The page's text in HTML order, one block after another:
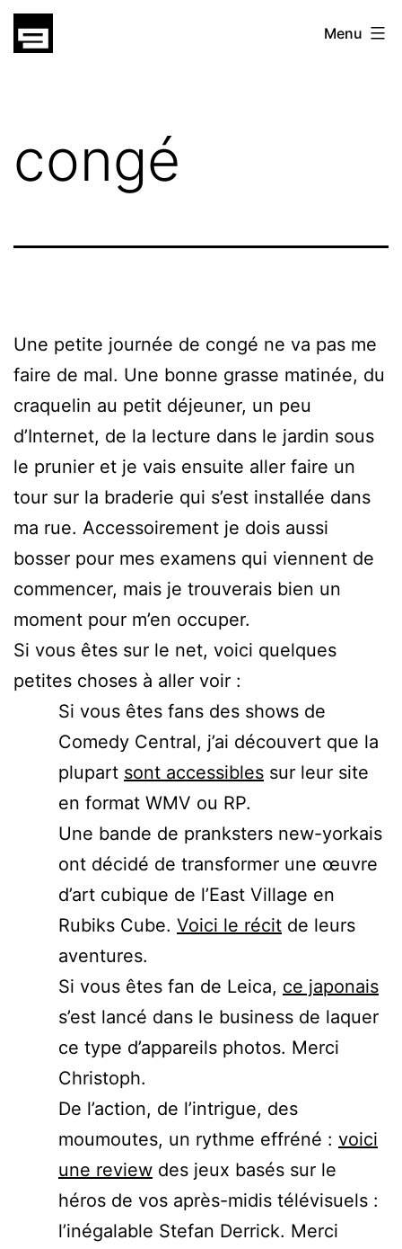
Skip
gatsu
Menu
congé
Une petite journée de congé ne va pas me
faire de mal. Une bonne grasse matinée, du
craquelin au petit déjeuner, un peu
d’Internet, de la lecture dans le jardin sous
le prunier et je vais ensuite aller faire un
tour sur la braderie qui s’est installée dans
ma rue. Accessoirement je dois aussi
bosser pour mes examens qui viennent de
commencer, mais je trouverais bien un
moment pour m’en occuper.
Si vous êtes sur le net, voici quelques
petites choses à aller voir :
Si vous êtes fans des shows de
Comedy Central, j’ai découvert que la
plupart sont accessibles sur leur site
en format WMV ou RP.
Une bande de pranksters new-yorkais
ont décidé de transformer une œuvre
d’art cubique de l’East Village en
Rubiks Cube. Voici le récit de leurs
aventures.
Si vous êtes fan de Leica, ce japonais
s’est lancé dans le business de laquer
ce type d’appareils photos. Merci
Christoph.
De l’action, de l’intrigue, des
moumoutes, un rythme effréné : voici
une review des jeux basés sur le
héros de vos après-midis télévisuels :
l’inégalable Stefan Derrick. Merci